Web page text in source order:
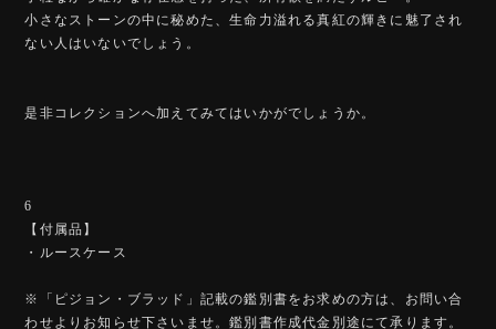
小さなストーンの中に秘めた、生命力溢れる真紅の輝きに魅了され
ない人はいないでしょう。
是非コレクションへ加えてみてはいかがでしょうか。
6
【付属品】
・ルースケース
※「ピジョン・ブラッド」記載の鑑別書をお求めの方は、お問い合
わせよりお知らせ下さいませ。鑑別書作成代金別途にて承ります。